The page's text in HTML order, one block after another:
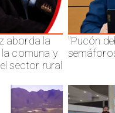
aborda la
comuna y
sector rural
"Pucón